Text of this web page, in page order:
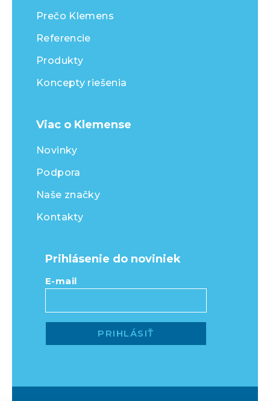
Prečo Klemens
Referencie
Produkty
Koncepty riešenia
Viac o Klemense
Novinky
Podpora
Naše značky
Kontakty
Prihlásenie do noviniek
E-mail